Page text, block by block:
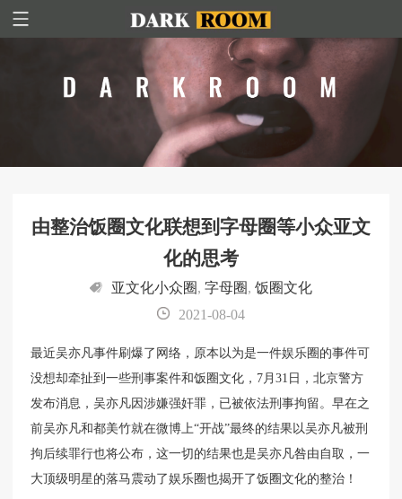
由整治饭圈文化联想到字母圈等小众亚文
化的思考
亚文化小众圈, 字母圈, 饭圈文化
2021-08-04
最近吴亦凡事件刷爆了网络，原本以为是一件娱乐圈的事件可
没想却牵扯到一些刑事案件和饭圈文化，7月31日，北京警方
发布消息，吴亦凡因涉嫌强奸罪，已被依法刑事拘留。早在之
前吴亦凡和都美竹就在微博上“开战”最终的结果以吴亦凡被刑
拘后续罪行也将公布，这一切的结果也是吴亦凡咎由自取，一
大顶级明星的落马震动了娱乐圈也揭开了饭圈文化的整治！